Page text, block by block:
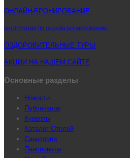
ОНЛАЙН-БРОНИРОВАНИЕ
ИНСТРУКЦИЯ ПО ОНЛАЙН-БРОНИРОВАНИЮ
ОЗДОРОВИТЕЛЬНЫЕ ТУРЫ
АКЦИИ НА НАШЕМ САЙТЕ
Основные разделы
Новости
Публикации
Курорты
Каталог Отелей
Санатории
Пансионаты